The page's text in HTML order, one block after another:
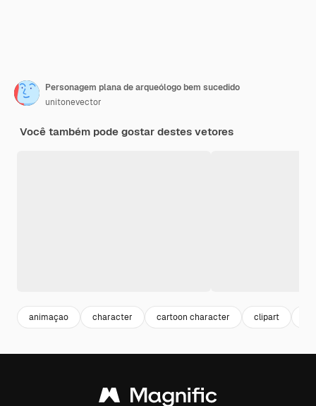
Personagem plana de arqueólogo bem sucedido
unitonevector
Você também pode gostar destes vetores
animaçao character cartoon character clipart